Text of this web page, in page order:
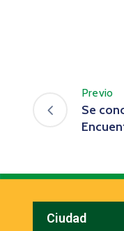
Previo
Se
Ciudad